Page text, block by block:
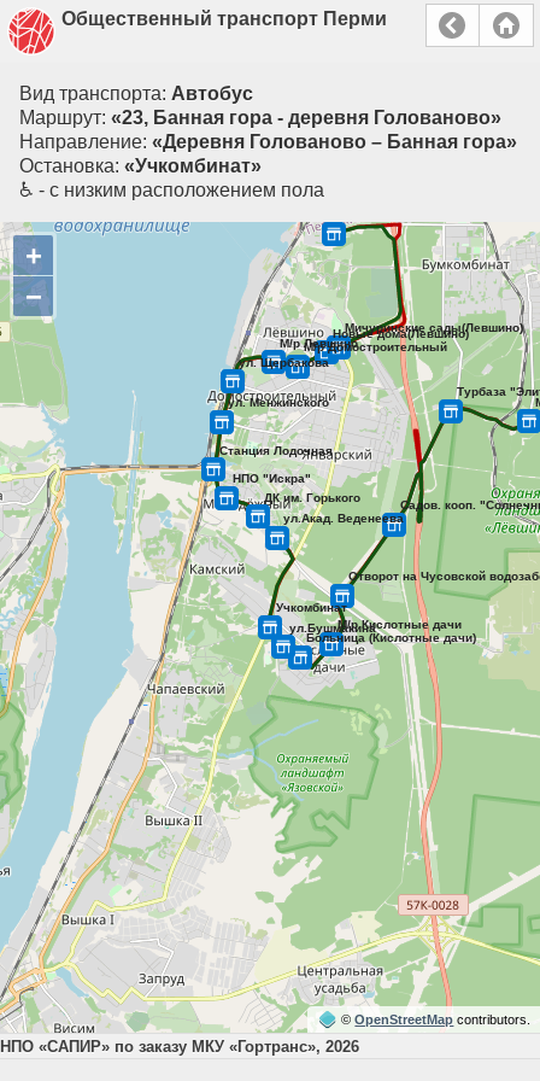
Общественный транспорт Перми
Вид транспорта: Автобус
Маршрут: «23, Банная гора - деревня Голованово»
Направление: «Деревня Голованово – Банная гора»
Остановка: «Учкомбинат»
♿ - с низким расположением пола
+
−
©OpenStreetMap contributors.
НПО «САПИР» по заказу МКУ «Гортранс», 2026